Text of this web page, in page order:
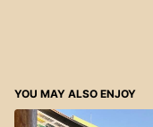
YOU MAY ALSO ENJOY